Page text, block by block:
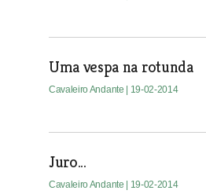
Uma vespa na rotunda
Cavaleiro Andante | 19-02-2014
Juro...
Cavaleiro Andante | 19-02-2014